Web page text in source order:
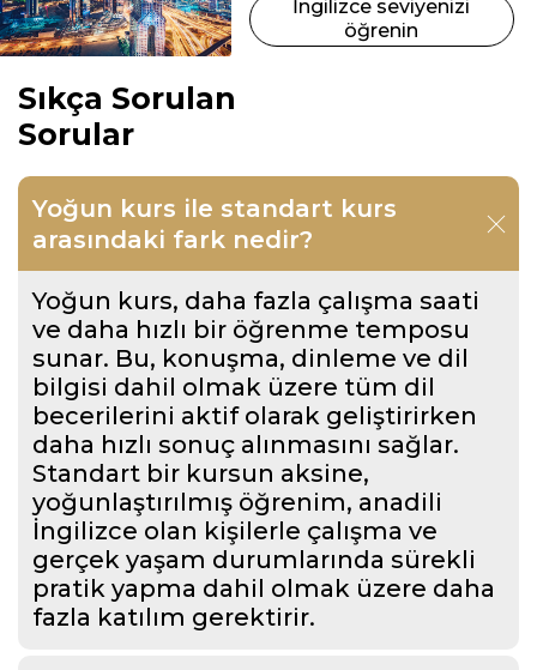
İngilizce seviyenizi
öğrenin
Sıkça Sorulan
Sorular
Yoğun kurs ile standart kurs
arasındaki fark nedir?
Yoğun kurs, daha fazla çalışma saati
ve daha hızlı bir öğrenme temposu
sunar. Bu, konuşma, dinleme ve dil
bilgisi dahil olmak üzere tüm dil
becerilerini aktif olarak geliştirirken
daha hızlı sonuç alınmasını sağlar.
Standart bir kursun aksine,
yoğunlaştırılmış öğrenim, anadili
İngilizce olan kişilerle çalışma ve
gerçek yaşam durumlarında sürekli
pratik yapma dahil olmak üzere daha
fazla katılım gerektirir.